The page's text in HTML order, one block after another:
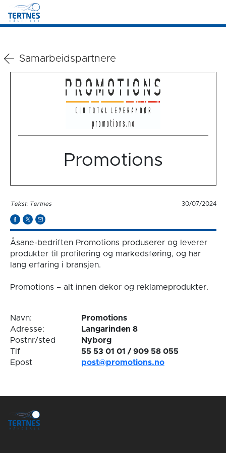
Samarbeidspartnere
Promotions
Tekst: Tertnes 30/07/2024
Åsane-bedriften Promotions produserer og leverer
produkter til profilering og markedsføring, og har
lang erfaring i bransjen.
Promotions – alt innen dekor og reklameprodukter.
Navn:
Promotions
Adresse:
Langarinden 8
Postnr/sted
Nyborg
Tlf
55 53 01 01 / 909 58 055
Epost
post@promotions.no